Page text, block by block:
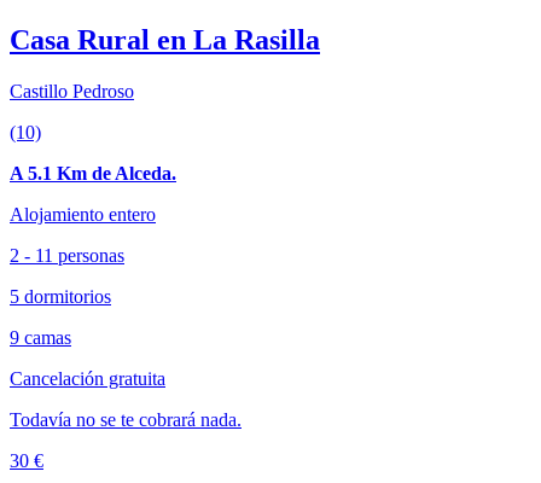
Casa Rural en La Rasilla
Castillo Pedroso
(10)
A 5.1 Km de Alceda.
Alojamiento entero
2 - 11 personas
5 dormitorios
9 camas
Cancelación gratuita
Todavía no se te cobrará nada.
30 €